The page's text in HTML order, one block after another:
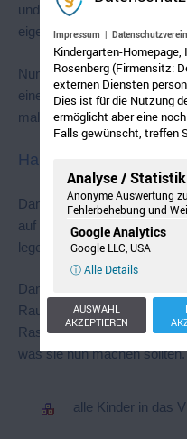
und man kam zu dem
eigentlich beide Formen
Nun durften alle Kinder
einen großen Kreis und
malen.
Hauptteil:
Dann legten Nina und Kathi
auf den Boden und Maria
legen, was aber nicht gut
Dann spielte sie mit der
Raum herumgehen, aber
Rassel, so gab sie den
was sie nun machen sollten.
alle Kinder in das
Impressum |
Kindergarten-
Rosenberg (Firmensitz:
externen Diensten
Dies ist für die Nutzung
ermöglicht aber eine
Falls gewünscht, treffen
Analyse / Statistik
Anonyme Auswertung
Fehlerbehebung und
Google Analytics
Google LLC, USA
ⓘ Alle Details
AUSWAHL
AKZEPTIEREN